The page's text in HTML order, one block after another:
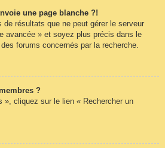
une page blanche ?!
de résultats que ne peut gérer le serveur
avancée » et soyez plus précis dans le
forums concernés par la recherche.
?
», cliquez sur le lien « Rechercher un